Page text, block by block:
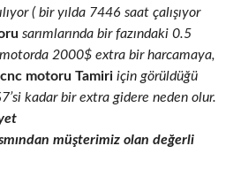
( bir yılda 7446 saat çalışıyor
sarımlarında bir fazındaki 0.5
motorda 2000$ extra bir harcamaya,
motoru Tamiri için görüldüğü
kadar bir extra gidere neden olur.
müşterimiz olan değerli